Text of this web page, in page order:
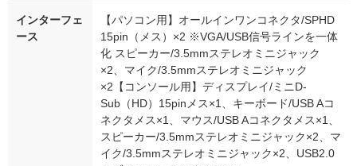
インターフェ
ース
【パソコン用】オールインワンコネクタ/SPHD
15pin（メス）×2 ※VGA/USB信号ラインを一体
化 スピーカー/3.5mmステレオミニジャック
×2、マイク/3.5mmステレオミニジャック
×2【コンソール用】ディスプレイ/ミニD-
Sub（HD）15pinメス×1、キーボード/USB Aコ
ネクタメス×1、マウス/USB Aコネクタメス×1、
スピーカー/3.5mmステレオミニジャック×2、マ
イク/3.5mmステレオミニジャック×2、USB2.0